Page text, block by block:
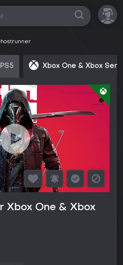
Xbox One & Xbox
Xbox One & Xbox